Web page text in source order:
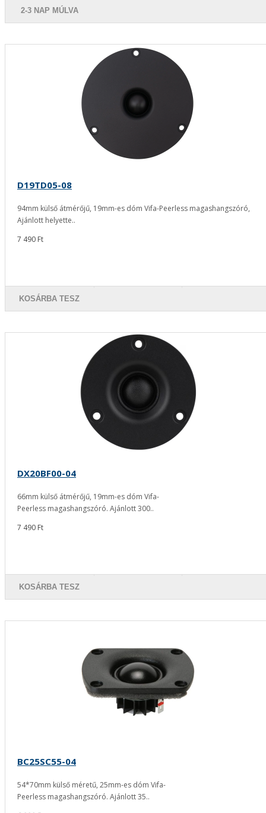
2-3 NAP MÚLVA
D19TD05-08
94mm külső átmérőjű, 19mm-es dóm Vifa-Peerless magashangszóró,
Ajánlott helyette..
7 490 Ft
KOSÁRBA TESZ
DX20BF00-04
66mm külső átmérőjű, 19mm-es dóm Vifa-
Peerless magashangszóró. Ajánlott 300..
7 490 Ft
KOSÁRBA TESZ
BC25SC55-04
54*70mm külső méretű, 25mm-es dóm Vifa-
Peerless magashangszóró. Ajánlott 35..